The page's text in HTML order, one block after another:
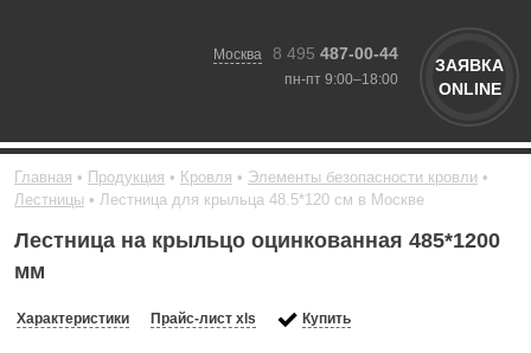
Москва 8 495 487-00-44
пн-пт 9:00–18:00
ЗАЯВКА
ONLINE
Главная Продукция Кровля
Элементы безопасности кровли
Лестницы
Лестница для крыльца 48.5*120 см в Москве
Лестница на крыльцо оцинкованная 485*1200
мм
Характеристики Прайс-лист xls Купить